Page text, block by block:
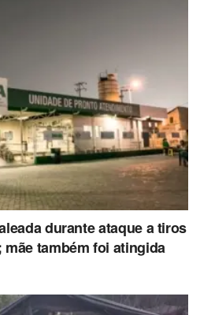
durante ataque a tiros
também foi atingida